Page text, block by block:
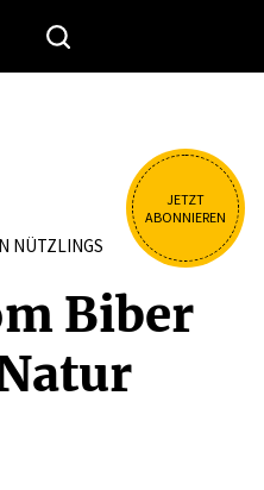
JETZT
ABONNIEREN
NÜTZLINGS
Biber